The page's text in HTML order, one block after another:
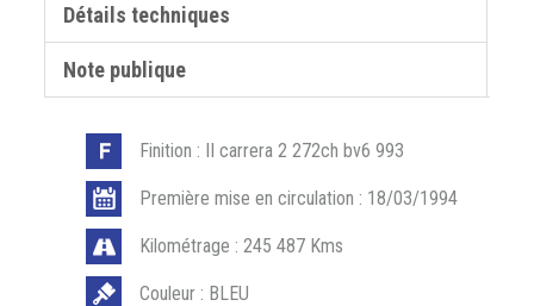
Détails techniques
Note publique
Finition : II carrera 2 272ch bv6 993
Première mise en circulation : 18/03/1994
Kilométrage : 245 487 Kms
Couleur : BLEU